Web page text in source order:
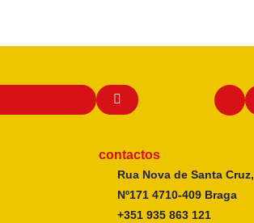
contactos
Rua Nova de Santa Cruz,
Nº171 4710-409 Braga
+351 935 863 121